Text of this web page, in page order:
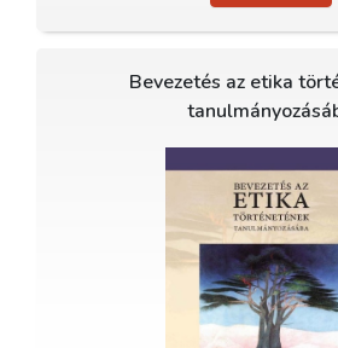
Bevezetés az etika